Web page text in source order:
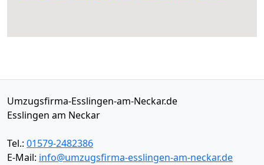
Umzugsfirma-Esslingen-am-Neckar.de
Esslingen am Neckar
Tel.: 01579-2482386
E-Mail: info@umzugsfirma-esslingen-am-neckar.de